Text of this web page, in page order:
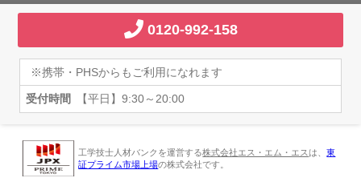
0120-992-158
※携帯・PHSからもご利用になれます
受付時間 【平日】9:30～20:00
工学技士人材バンクを運営する株式会社エス・エム・エスは、東
証プライム市場上場の株式会社です。